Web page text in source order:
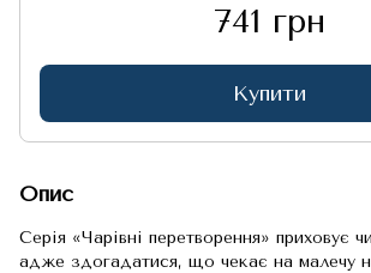
741 грн
Купити
Опис
Серія «Чарівні перетворення» приховує
адже здогадатися, що чекає на малечу